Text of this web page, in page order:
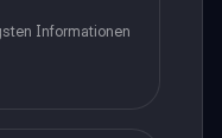
Informationen